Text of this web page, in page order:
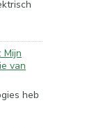
Mijn
van
heb